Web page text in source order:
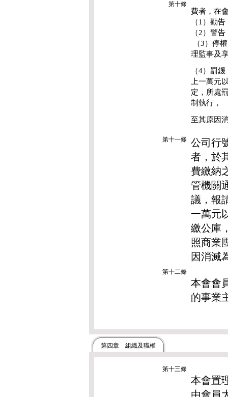
第十條
費者，在
（1）勸
（2）警
（3）停
理監事及
（4）罰
上一萬元
定，所處
制執行，
至其原因
第十一條
公司行
者，於
費繳納
管機關
議，報
一萬元
繳公庫
照商業
因消滅
第十二條
本會會
的事業
第四章 組織及職權
第十三條
本會置
由會員